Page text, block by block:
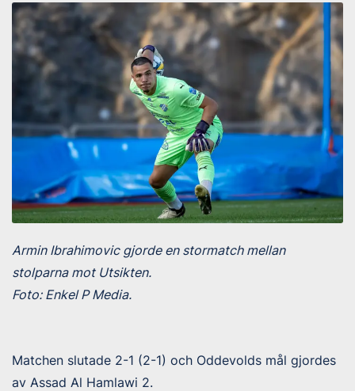
Armin Ibrahimovic gjorde en stormatch mellan
stolparna mot Utsikten.
Foto: Enkel P Media.
Matchen slutade 2-1 (2-1) och Oddevolds mål gjordes
av Assad Al Hamlawi 2.